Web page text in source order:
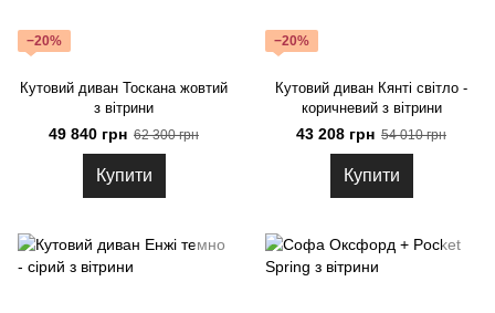
−20%
Кутовий диван Тоскана жовтий
з вітрини
49 840 грн 62 300 грн
Купити
−20%
Кутовий диван Кянті світло -
коричневий з вітрини
43 208 грн 54 010 грн
Купити